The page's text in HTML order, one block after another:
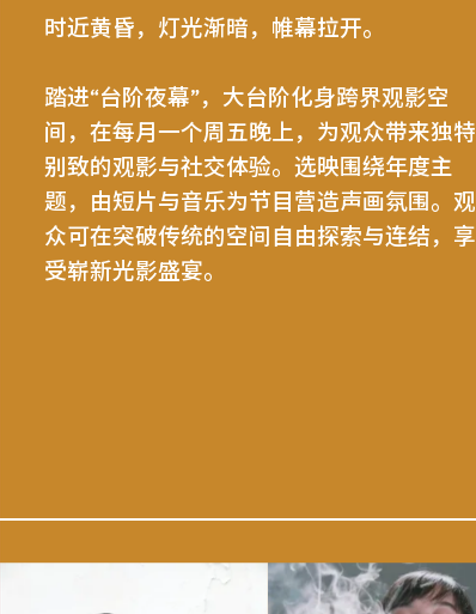
时近黄昏，灯光渐暗，帷幕拉开。
踏进“台阶夜幕”，大台阶化身跨界观影空
间，在每月一个周五晚上，为观众带来独特
别致的观影与社交体验。选映围绕年度主
题，由短片与音乐为节目营造声画氛围。观
众可在突破传统的空间自由探索与连结，享
受崭新光影盛宴。